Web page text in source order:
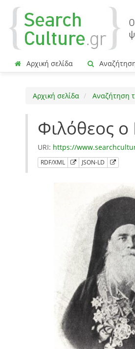
Αρχική σελίδα
Αρχική σελίδα Αναζήτηση
Φιλόθεος ο
URI: https://
RDF/XML JSON-LD